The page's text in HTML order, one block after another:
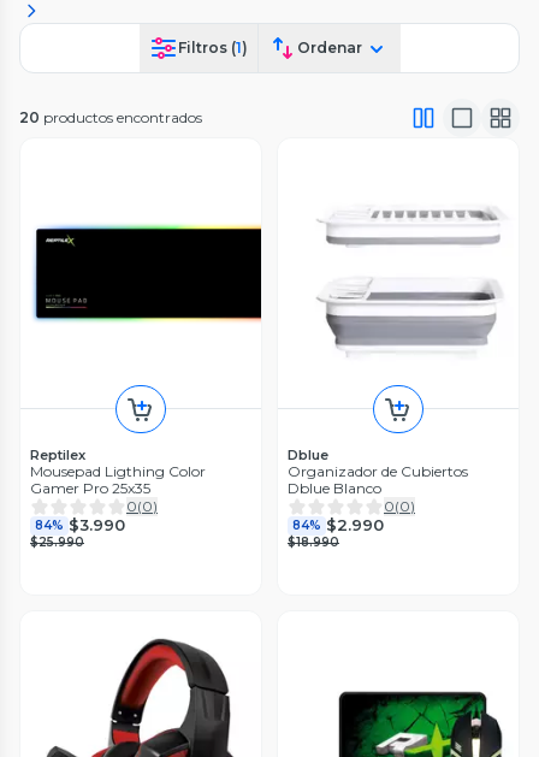
Filtros (1) Ordenar
20 productos encontrados
Reptilex
Mousepad Ligthing Color
Gamer Pro 25x35
0(0)
84% $3.990
$25.990
Dblue
Organizador de Cubiertos
Dblue Blanco
0(0)
84% $2.990
$18.990